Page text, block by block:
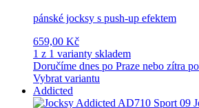
pánské jocksy s push-up efektem
659,00 Kč
1 z 1 varianty skladem
Doručíme dnes po Praze nebo zítra
Vybrat variantu
Addicted